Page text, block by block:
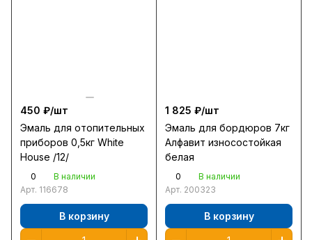
450 ₽/шт
Эмаль для отопительных
приборов 0,5кг White
House /12/
0
В наличии
Арт. 116678
В корзину
1 825 ₽/шт
Эмаль для бордюров 7кг
Алфавит износостойкая
белая
0
В наличии
Арт. 200323
В корзину